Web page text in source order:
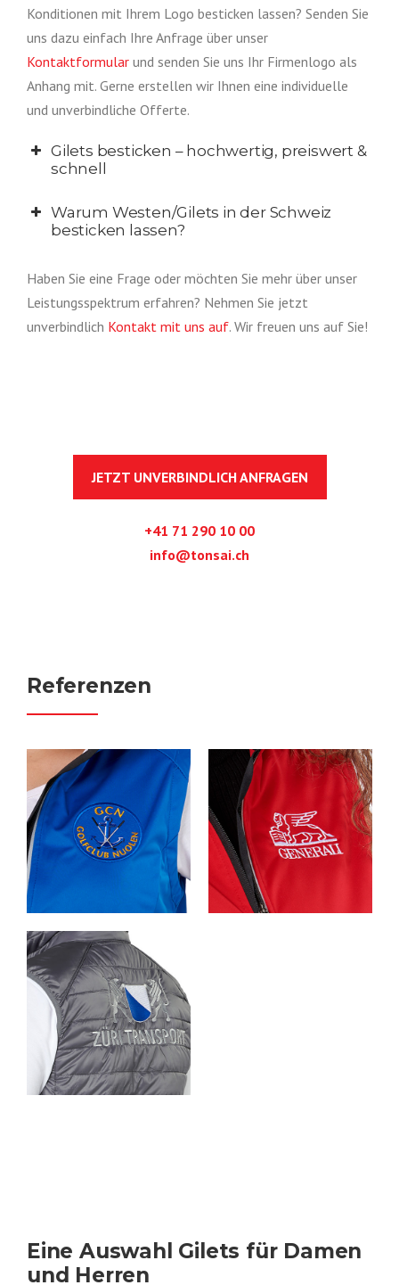
Konditionen mit Ihrem Logo besticken lassen? Senden Sie
uns dazu einfach Ihre Anfrage über unser
Kontaktformular und senden Sie uns Ihr Firmenlogo als
Anhang mit. Gerne erstellen wir Ihnen eine individuelle
und unverbindliche Offerte.
Gilets besticken – hochwertig, preiswert &
schnell
Warum Westen/Gilets in der Schweiz
besticken lassen?
Haben Sie eine Frage oder möchten Sie mehr über unser
Leistungsspektrum erfahren? Nehmen Sie jetzt
unverbindlich Kontakt mit uns auf. Wir freuen uns auf Sie!
JETZT UNVERBINDLICH ANFRAGEN
+41 71 290 10 00
info@tonsai.ch
Referenzen
Eine Auswahl Gilets für Damen
und Herren